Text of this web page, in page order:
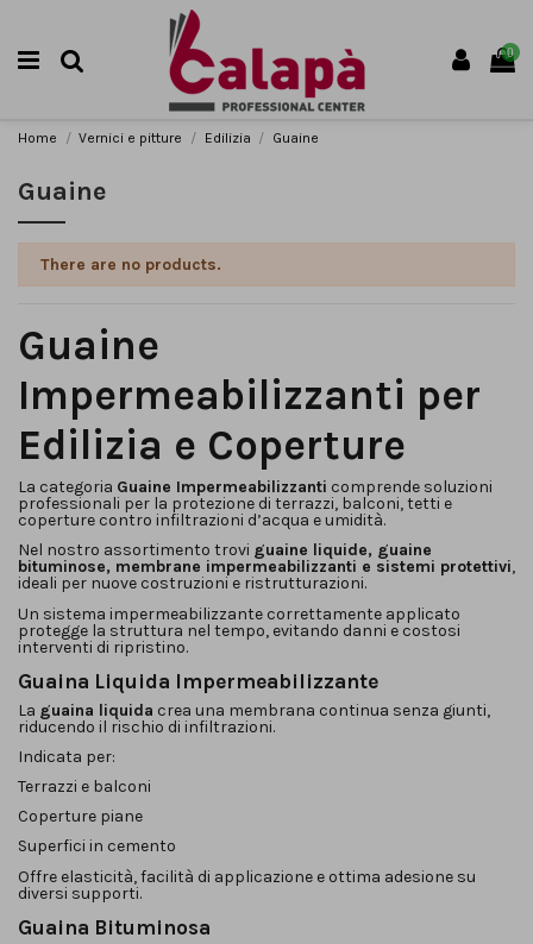
0
Home Vernici e pitture Edilizia Guaine
Guaine
There are no products.
Guaine
Impermeabilizzanti per
Edilizia e Coperture
La categoria Guaine Impermeabilizzanti comprende soluzioni
professionali per la protezione di terrazzi, balconi, tetti e
coperture contro infiltrazioni d’acqua e umidità.
Nel nostro assortimento trovi guaine liquide, guaine
bituminose, membrane impermeabilizzanti e sistemi protettivi,
ideali per nuove costruzioni e ristrutturazioni.
Un sistema impermeabilizzante correttamente applicato
protegge la struttura nel tempo, evitando danni e costosi
interventi di ripristino.
Guaina Liquida Impermeabilizzante
La guaina liquida crea una membrana continua senza giunti,
riducendo il rischio di infiltrazioni.
Indicata per:
Terrazzi e balconi
Coperture piane
Superfici in cemento
Offre elasticità, facilità di applicazione e ottima adesione su
diversi supporti.
Guaina Bituminosa